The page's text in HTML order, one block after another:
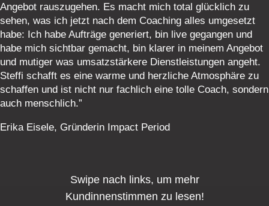
Angebot rauszugehen. Es macht mich total glücklich zu
sehen, was ich jetzt nach dem Coaching alles umgesetzt
habe: Ich habe Aufträge generiert, bin live gegangen und
habe mich sichtbar gemacht, bin klarer in meinem Angebot
und mutiger was umsatzstärkere Dienstleistungen angeht.
Steffi schafft es eine warme und herzliche Atmosphäre zu
schaffen und ist nicht nur fachlich eine tolle Coach, sondern
auch menschlich.”
Erika Eisele, Gründerin Impact Period
Swipe nach links, um mehr
Kundinnenstimmen zu lesen!